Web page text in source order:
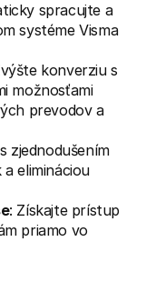
spracujte a
systéme Visma
konverziu s
možnosťami
prevodov a
zjednodušením
elimináciou
: Získajte prístup
priamo vo